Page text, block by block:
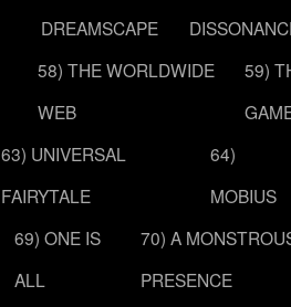
DREAMSCAPE
58) THE WORLDWIDE
WEB
59)
63) UNIVERSAL
FAIRYTALE
64)
MOBIUS
69) ONE IS
ALL
70) A
PRESENCE